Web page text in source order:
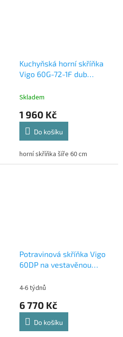
Kuchyňská horní skříňka
Vigo 60G-72-1F dub
Skladem
1 960 Kč
Do košíku
horní skříňka šíře 60 cm
Potravinová skříňka Vigo
60DP na vestavěnou
lesk
4-6 týdnů
6 770 Kč
Do košíku